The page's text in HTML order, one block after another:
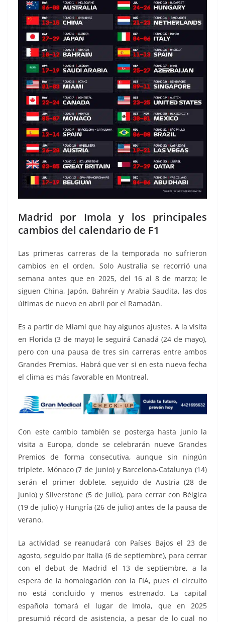
Madrid por Imola y los principales
cambios del calendario de F1
Las primeras carreras de la temporada no sufrieron
cambios en el orden. Solo Australia se recorrió una
semana antes que en 2025, del 16 al 8 de marzo; le
siguen China, Japón, Bahréin y Arabia Saudita, las dos
últimas de nuevo en abril por el Ramadán.
Es a partir de Miami que hay algunos ajustes. A la visita
en Florida (3 de mayo) le seguirá Canadá (24 de mayo),
pero con una pausa de tres sin carreras entre ambos
Grandes Premios. Habrá que ver si en esta nueva fecha
el clima es más favorable en Montreal.
Con este cambio también se posterga hasta junio la
visita a Europa, donde se celebrarán nueve Grandes
Premios de forma consecutiva, aunque sin ningún
triplete. Mónaco (7 de junio) y Barcelona-Catalunya (14)
serán el primer doblete, seguido de Austria (28 de
junio) y Silverstone (5 de julio), para cerrar con Bélgica
(19 de julio) y Hungría (26 de julio) antes de la pausa de
verano.
La actividad se reanudará con Países Bajos el 23 de
agosto, seguido por Italia (6 de septiembre), para cerrar
con el debut de Madrid el 13 de septiembre, a la
espera de la homologación con la FIA, pues el circuito
no está concluido y menos estrenado. La capital
española tomará el lugar de Imola, que en 2025
presumió récord de asistencia, a pesar de lo cual no